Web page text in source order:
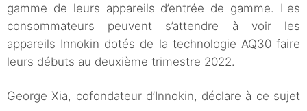
gamme de leurs appareils d’entrée de gamme. Les
consommateurs peuvent s’attendre à voir les
appareils Innokin dotés de la technologie AQ30 faire
leurs débuts au deuxième trimestre 2022.
George Xia, cofondateur d’Innokin, déclare à ce sujet